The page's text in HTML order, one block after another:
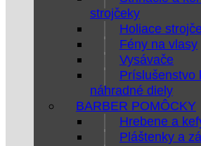
strojčeky
Holiace
Fény na vlasy
Vysávače
Príslušenstvo
náhradné diely
BARBER POMÔCKY
Hrebene a
Pláštenky a